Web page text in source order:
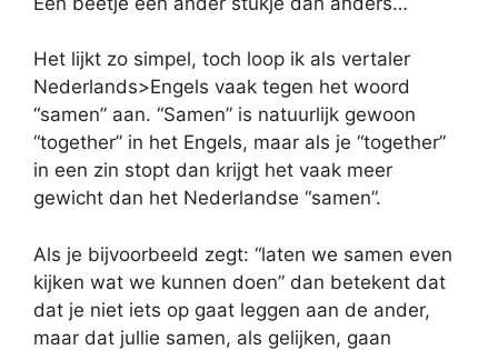
Het lijkt zo simpel, toch loop ik als vertaler
Nederlands>Engels vaak tegen het woord
“samen” aan. “Samen” is natuurlijk gewoon
“together” in het Engels, maar als je “together”
in een zin stopt dan krijgt het vaak meer
gewicht dan het Nederlandse “samen”.
Als je bijvoorbeeld zegt: “laten we samen even
kijken wat we kunnen doen” dan betekent dat
dat je niet iets op gaat leggen aan de ander,
maar dat jullie samen, als gelijken, gaan